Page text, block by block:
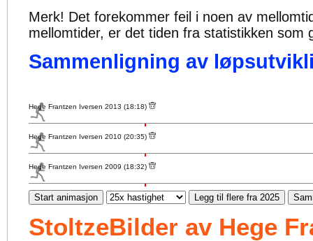
Merk! Det forekommer feil i noen av
mellomtider, er det tiden fra statistikken som
Sammenligning av
Hege Frantzen Iversen 2013 (18:18)
Hege Frantzen Iversen 2010 (20:35)
Hege Frantzen Iversen 2009 (18:32)
Start animasjon Legg til flere fra 2025
StoltzeBilder av Hege